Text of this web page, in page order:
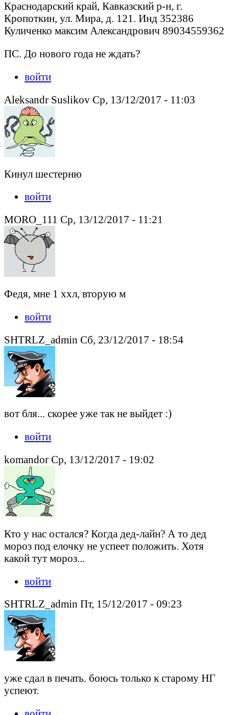
Краснодарский край, Кавказский р-н, г.
Кропоткин, ул. Мира, д. 121. Инд 352386
Куличенко максим Александрович 89034559362
ПС. До нового года не ждать?
войти
Aleksandr Suslikov Ср, 13/12/2017 - 11:03
Кинул шестерню
войти
MORO_111 Ср, 13/12/2017 - 11:21
Федя, мне 1 ххл, вторую м
войти
SHTRLZ_admin Сб, 23/12/2017 - 18:54
вот бля... скорее уже так не выйдет :)
войти
komandor Ср, 13/12/2017 - 19:02
Кто у нас остался? Когда дед-лайн? А то дед
мороз под елочку не успеет положить. Хотя
какой тут мороз...
войти
SHTRLZ_admin Пт, 15/12/2017 - 09:23
уже сдал в печать. боюсь только к старому НГ
успеют.